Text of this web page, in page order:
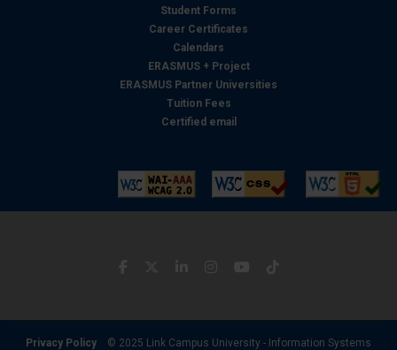
Student Forms
Career Certificates
Calendars
ERASMUS + Project
ERASMUS Partner Universities
Tuition Fees
Certified email
Privacy Policy © 2025 Link Campus University - Information Systems